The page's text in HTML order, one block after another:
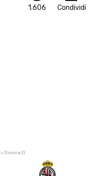
1.606 Condividi
Girone D